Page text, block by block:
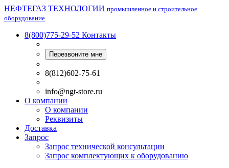
НЕФТЕГАЗ ТЕХНОЛОГИИ промышленное и строительное
оборудование
8(800)775-29-52 Контакты
Перезвоните мне
8(812)602-75-61
info@ngt-store.ru
О компании
О компании
Реквизиты
Доставка
Запрос
Запрос технической консультации
Запрос комплектующих к оборудованию